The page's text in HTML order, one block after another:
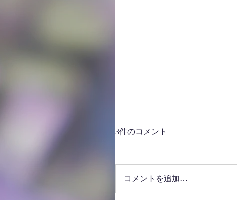
3件のコメント
コメントを追加…